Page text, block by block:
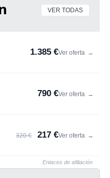
VER TODAS
1.385 €Ver oferta →
790 €Ver oferta →
320 € 217 €Ver oferta →
Enlaces de afiliación